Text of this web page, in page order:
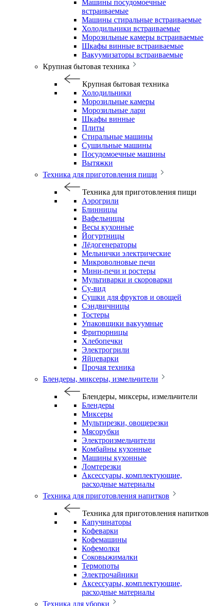
Машины посудомоечные
встраиваемые
Машины стиральные встраиваемые
Холодильники встраиваемые
Морозильные камеры встраиваемые
Шкафы винные встраиваемые
Вакуумизаторы встраиваемые
Крупная бытовая техника
Крупная бытовая техника
Холодильники
Морозильные камеры
Морозильные лари
Шкафы винные
Плиты
Стиральные машины
Сушильные машины
Посудомоечные машины
Вытяжки
Техника для приготовления пищи
Техника для приготовления пищи
Аэрогрили
Блинницы
Вафельницы
Весы кухонные
Йогуртницы
Лёдогенераторы
Мельнички электрические
Микроволновые печи
Мини-печи и ростеры
Мультиварки и скороварки
Су-вид
Сушки для фруктов и овощей
Сэндвичницы
Тостеры
Упаковщики вакуумные
Фритюрницы
Хлебопечки
Электрогрили
Яйцеварки
Прочая техника
Блендеры, миксеры, измельчители
Блендеры, миксеры, измельчители
Блендеры
Миксеры
Мультирезки, овощерезки
Мясорубки
Электроизмельчители
Комбайны кухонные
Машины кухонные
Ломтерезки
Аксессуары, комплектующие,
расходные материалы
Техника для приготовления напитков
Техника для приготовления напитков
Капучинаторы
Кофеварки
Кофемашины
Кофемолки
Соковыжималки
Термопоты
Электрочайники
Аксессуары, комплектующие,
расходные материалы
Техника для уборки